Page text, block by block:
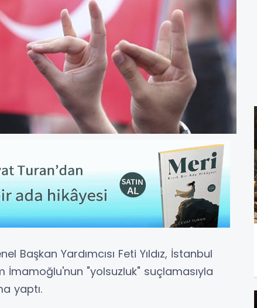
Başkan Yardımcısı Feti Yıldız, İstanbul
İmamoğlu'nun "yolsuzluk" suçlamasıyla
yaptı.